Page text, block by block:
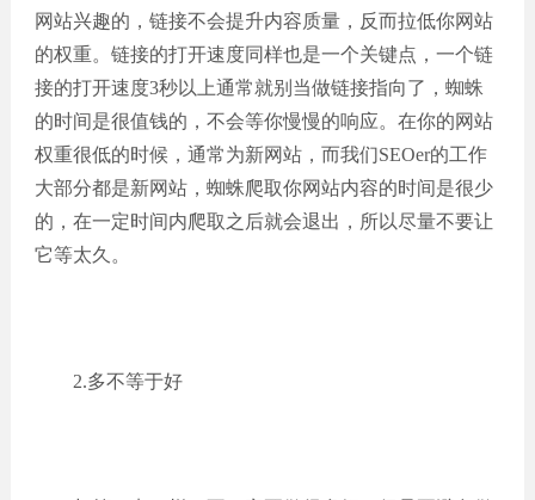
网站兴趣的，链接不会提升内容质量，反而拉低你网站
的权重。链接的打开速度同样也是一个关键点，一个链
接的打开速度3秒以上通常就别当做链接指向了，蜘蛛
的时间是很值钱的，不会等你慢慢的响应。在你的网站
权重很低的时候，通常为新网站，而我们SEOer的工作
大部分都是新网站，蜘蛛爬取你网站内容的时间是很少
的，在一定时间内爬取之后就会退出，所以尽量不要让
它等太久。
2.多不等于好